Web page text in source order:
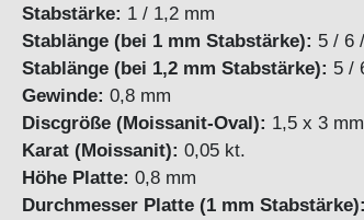
Stabstärke: 1 / 1,2 mm
Stablänge (bei 1 mm Stabstärke): 5 / 6
Stablänge (bei 1,2 mm Stabstärke): 5 /
Gewinde: 0,8 mm
Discgröße (Moissanit-Oval): 1,5 x 3 mm
Karat (Moissanit): 0,05 kt.
Höhe Platte: 0,8 mm
Durchmesser Platte (1 mm Stabstärke):